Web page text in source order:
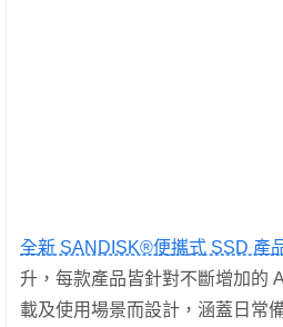
全新 SANDISK®便攜式 SSD 產
升，每款產品皆針對不斷增加的
載及使用場景而設計，涵蓋日常